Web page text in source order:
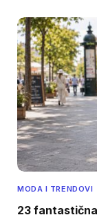
MODA I TRENDOVI
23